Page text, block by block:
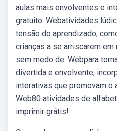
aulas mais envolventes e
gratuito. Webatividades
tensão do aprendizado,
crianças a se arriscarem
sem medo de. Webpara
divertida e envolvente,
interativas que promovam o
Web80 atividades de
imprimir grátis!